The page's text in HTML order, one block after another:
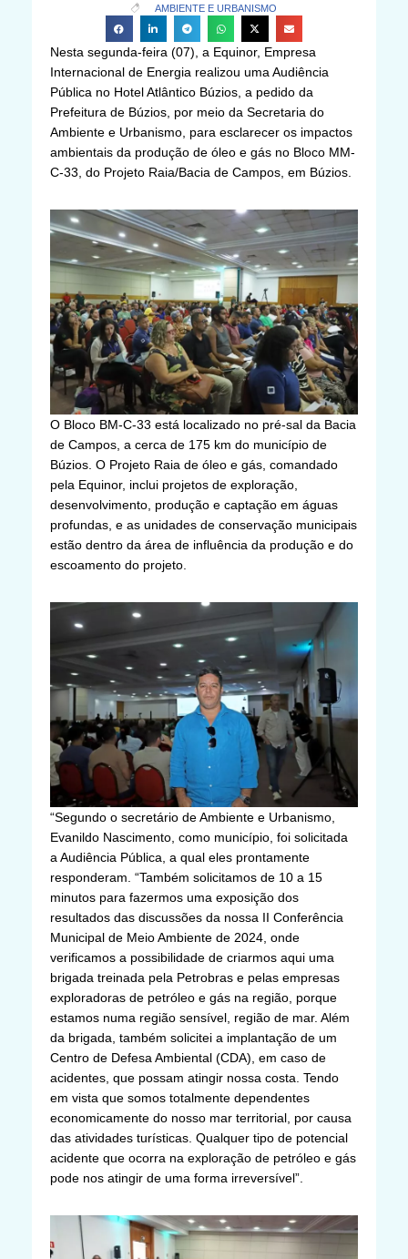
AMBIENTE E URBANISMO
Nesta segunda-feira (07), a Equinor, Empresa
Internacional de Energia realizou uma Audiência
Pública no Hotel Atlântico Búzios, a pedido da
Prefeitura de Búzios, por meio da Secretaria do
Ambiente e Urbanismo, para esclarecer os impactos
ambientais da produção de óleo e gás no Bloco MM-
C-33, do Projeto Raia/Bacia de Campos, em Búzios.
O Bloco BM-C-33 está localizado no pré-sal da Bacia
de Campos, a cerca de 175 km do município de
Búzios. O Projeto Raia de óleo e gás, comandado
pela Equinor, inclui projetos de exploração,
desenvolvimento, produção e captação em águas
profundas, e as unidades de conservação municipais
estão dentro da área de influência da produção e do
escoamento do projeto.
“Segundo o secretário de Ambiente e Urbanismo,
Evanildo Nascimento, como município, foi solicitada
a Audiência Pública, a qual eles prontamente
responderam. “Também solicitamos de 10 a 15
minutos para fazermos uma exposição dos
resultados das discussões da nossa II Conferência
Municipal de Meio Ambiente de 2024, onde
verificamos a possibilidade de criarmos aqui uma
brigada treinada pela Petrobras e pelas empresas
exploradoras de petróleo e gás na região, porque
estamos numa região sensível, região de mar. Além
da brigada, também solicitei a implantação de um
Centro de Defesa Ambiental (CDA), em caso de
acidentes, que possam atingir nossa costa. Tendo
em vista que somos totalmente dependentes
economicamente do nosso mar territorial, por causa
das atividades turísticas. Qualquer tipo de potencial
acidente que ocorra na exploração de petróleo e gás
pode nos atingir de uma forma irreversível”.